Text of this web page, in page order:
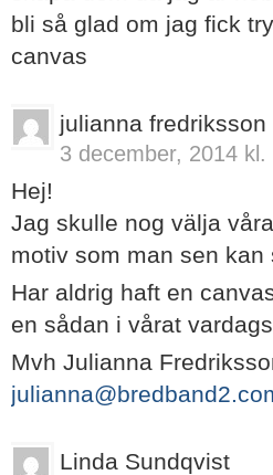
bli så glad om jag fick
canvas
julianna fredriksson
3 december, 2014 kl.
Hej!
Jag skulle nog välja
motiv som man sen
Har aldrig haft en
en sådan i vårat
Mvh Julianna
Linda Sundqvist